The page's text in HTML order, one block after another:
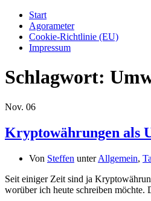
Start
Agorameter
Cookie-Richtlinie (EU)
Impressum
Schlagwort:
Nov. 06
Kryptowährungen als
Von Steffen unterAllgemein,
Seit einiger Zeit sind ja
worüber ich heute schreiben